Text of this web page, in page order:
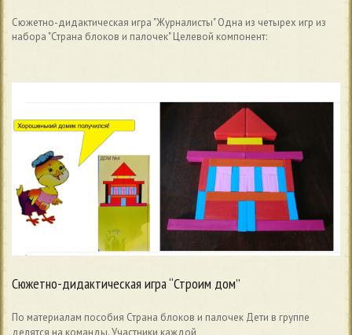
Сюжетно-дидактическая игра "Журналисты" Одна из четырех игр из
набора "Страна блоков и палочек" Целевой компонент:
Сюжетно-дидактическая игра “Строим дом”
По материалам пособия Страна блоков и палочек Дети в группе
делятся на команды. Участники каждой